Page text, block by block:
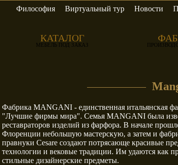
Философия Виртуальный тур Новости
КАТАЛОГ
МЕБЕЛЬ ПОД ЗАКАЗ
Фабрика MANGANI - единственная итальянская
"Лучшие фирмы мира". Семья MANGANI была
реставраторов изделий из фарфора. В начале
Флоренции небольшую мастерскую, а затем и
правнуки Cesare создают потрясающе красивые
технологии и вековые традиции. Им удаются как
стильные дизайнерские предметы.
Egidio Lunardelli
Nino Gallo